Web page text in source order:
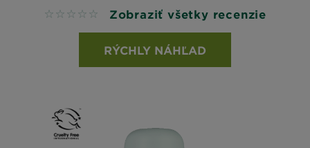
No reviews Zobraziť všetky recenzie
RÝCHLY NÁHĽAD